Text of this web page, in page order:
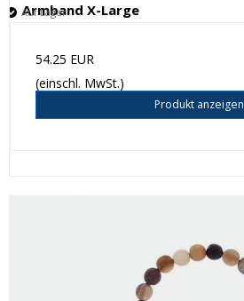
Armband X-Large
Auf Lager
54.25 EUR
(einschl. MwSt.)
Produkt anzeigen